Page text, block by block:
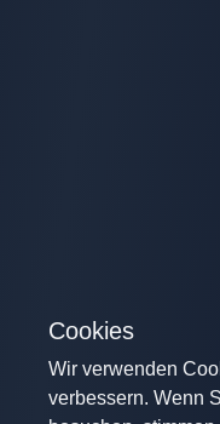
Cookies
Wir verwenden
verbessern. Wenn